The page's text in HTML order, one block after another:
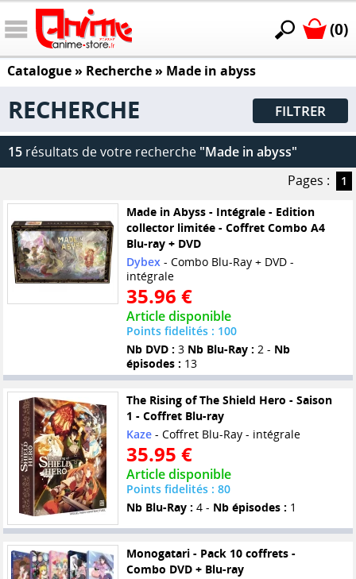
(0)
Catalogue» Recherche » Made in abyss
RECHERCHE FILTRER
15 résultats de votre recherche "Made in abyss"
Pages :
1
Made in Abyss - Intégrale - Edition
collector limitée - Coffret Combo A4
Blu-ray + DVD
Dybex- Combo Blu-Ray + DVD -
intégrale
35.96 €
Article disponible
Points fidelités : 100
Nb DVD : 3 Nb Blu-Ray : 2 - Nb
épisodes : 13
The Rising of The Shield Hero - Saison
1 - Coffret Blu-ray
Kaze- Coffret Blu-Ray - intégrale
35.95 €
Article disponible
Points fidelités : 80
Nb Blu-Ray : 4 - Nb épisodes : 1
Monogatari - Pack 10 coffrets -
Combo DVD + Blu-ray